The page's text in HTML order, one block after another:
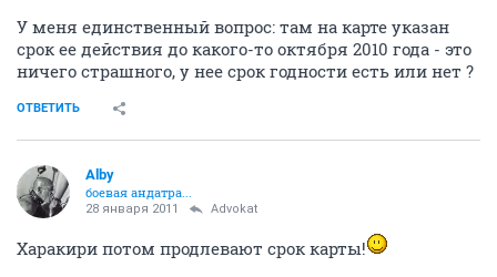
У меня единственный вопрос: там на карте указан
срок ее действия до какого-то октября 2010 года - это
ничего страшного, у нее срок годности есть или нет ?
ОТВЕТИТЬ
Alby
боевая андатра...
28 января 2011 Advokat
Харакири потом продлевают срок карты!